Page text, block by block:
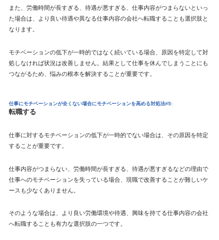
また、労働時間が長すぎる、待遇が悪すぎる、仕事内容がつまらないといっ
た場合は、より良い待遇や異なる仕事内容の会社へ転職することも選択肢と
なります。
モチベーションの低下が一時的ではなく続いている場合、原因を特定して対
処しなければ状況は改善しません。結果として仕事を休んでしまうことにも
つながるため、悩みの根本を解決することが重要です。
仕事にモチベーションが全くない場合にモチベーションを高める対処法#5:
転職する
仕事に対するモチベーションの低下が一時的でない場合は、その原因を特定
することが重要です。
仕事内容がつまらない、労働時間が長すぎる、待遇が悪すぎるなどの理由で
仕事へのモチベーションを失っている場合、現職で改善することが難しいケ
ースも少なくありません。
そのような場合は、より良い労働環境や待遇、興味を持てる仕事内容の会社
へ転職することも有力な選択肢の一つです。